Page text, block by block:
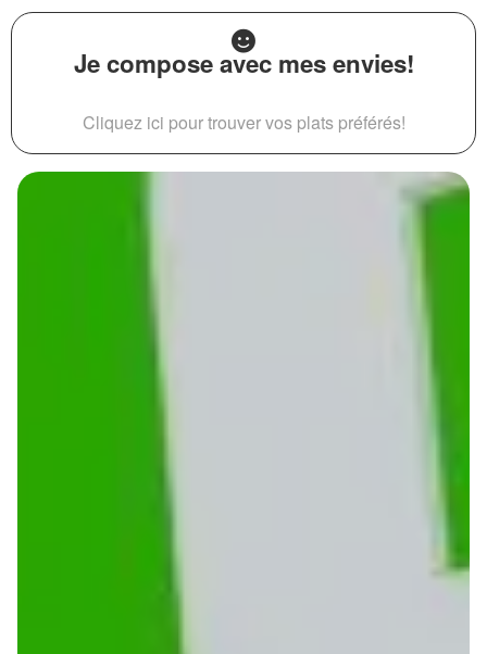
Je compose avec mes envies!
Cliquez ici pour trouver vos plats préférés!